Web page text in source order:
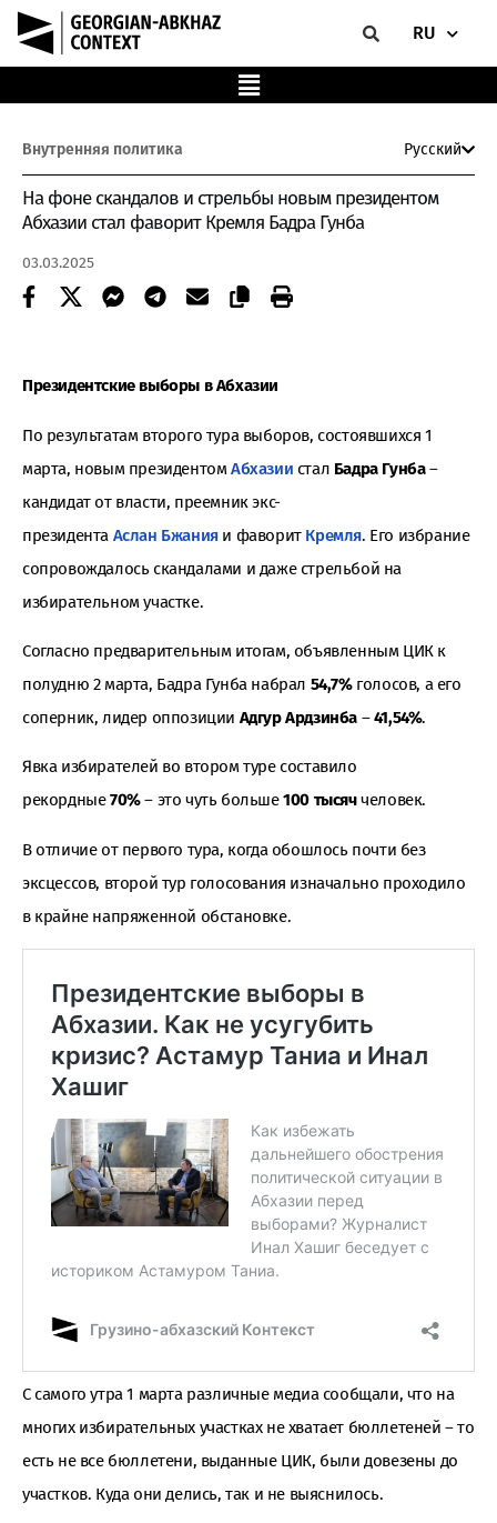
RU
Внутренняя политика Русский
На фоне скандалов и стрельбы новым президентом
Абхазии стал фаворит Кремля Бадра Гунба
03.03.2025
Президентские выборы в Абхазии
По результатам второго тура выборов, состоявшихся 1
марта, новым президентомАбхазии стал Бадра Гунба–
кандидат от власти, преемник экс-
президента Аслан Бжанияи фаворит Кремля. Его избрание
сопровождалось скандалами и даже стрельбой на
избирательном участке.
Согласно предварительным итогам, объявленным ЦИК к
полудню 2 марта, Бадра Гунба набрал 54,7%голосов, а его
соперник, лидер оппозиции Адгур Ардзинба –41,54%.
Явка избирателей во втором туре составило
рекордные70%– это чуть больше100 тысяччеловек.
В отличие от первого тура, когда обошлось почти без
эксцессов, второй тур голосования изначально проходило
в крайне напряженной обстановке.
С самого утра 1 марта различные медиа сообщали, что на
многих избирательных участках не хватает бюллетеней – то
есть не все бюллетени, выданные ЦИК, были довезены до
участков. Куда они делись, так и не выяснилось.